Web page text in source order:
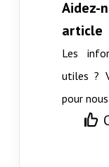
article
Les
utiles ?
pour